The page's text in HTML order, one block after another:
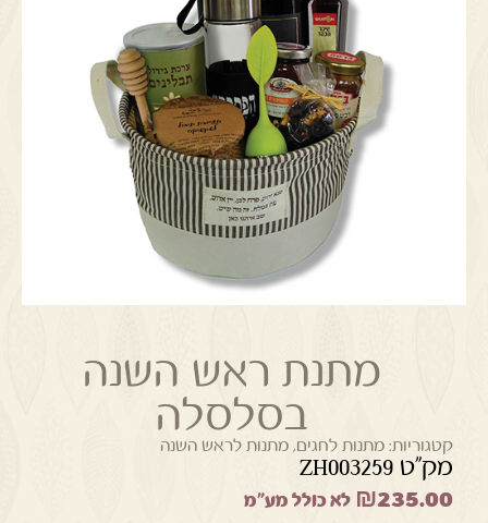
מתנת ראש השנה
בסלסלה
קטגוריות: מתנות לחגים,מתנות לראש השנה
מק"ט ZH003259
₪235.00 לא כולל מע"מ